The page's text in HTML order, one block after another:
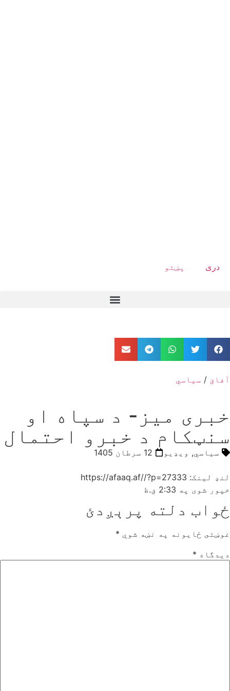
دری پښتو
آفاق / سیاسي
خبری میز- د سپاه او
سنټکام د خبرو احتمال
سیاسي, ویډیو 12 سرطان 1405
لنډ لینک: https://afaaq.af//?p=27333
خپور شوی په 2:33 ق.ظ
ځواب دلته پرېږدئ
غوښتى ځایونه په نښه شوي *
دیدگاه *